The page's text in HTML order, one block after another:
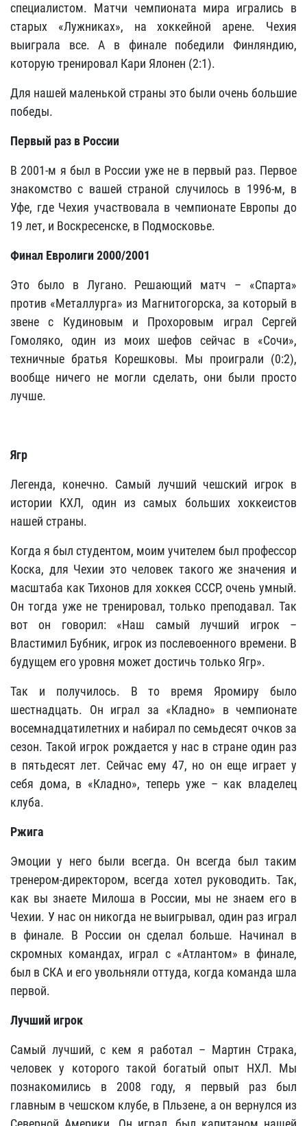
специалистом. Матчи чемпионата мира игрались в
старых «Лужниках», на хоккейной арене. Чехия
выиграла все. А в финале победили Финляндию,
которую тренировал Кари Ялонен (2:1).
Для нашей маленькой страны это были очень большие
победы.
Первый раз в России
В 2001-м я был в России уже не в первый раз. Первое
знакомство с вашей страной случилось в 1996-м, в
Уфе, где Чехия участвовала в чемпионате Европы до
19 лет, и Воскресенске, в Подмосковье.
Финал Евролиги 2000/2001
Это было в Лугано. Решающий матч – «Спарта»
против «Металлурга» из Магнитогорска, за который в
звене с Кудиновым и Прохоровым играл Сергей
Гомоляко, один из моих шефов сейчас в «Сочи»,
техничные братья Корешковы. Мы проиграли (0:2),
вообще ничего не могли сделать, они были просто
лучше.
Ягр
Легенда, конечно. Самый лучший чешский игрок в
истории КХЛ, один из самых больших хоккеистов
нашей страны.
Когда я был студентом, моим учителем был профессор
Коска, для Чехии это человек такого же значения и
масштаба как Тихонов для хоккея СССР, очень умный.
Он тогда уже не тренировал, только преподавал. Так
вот он говорил: «Наш самый лучший игрок –
Властимил Бубник, игрок из послевоенного времени. В
будущем его уровня может достичь только Ягр».
Так и получилось. В то время Яромиру было
шестнадцать. Он играл за «Кладно» в чемпионате
восемнадцатилетних и набирал по семьдесят очков за
сезон. Такой игрок рождается у нас в стране один раз
в пятьдесят лет. Сейчас ему 47, но он еще играет у
себя дома, в «Кладно», теперь уже – как владелец
клуба.
Ржига
Эмоции у него были всегда. Он всегда был таким
тренером-директором, всегда хотел руководить. Так,
как вы знаете Милоша в России, мы не знаем его в
Чехии. У нас он никогда не выигрывал, один раз играл
в финале. В России он сделал больше. Начинал в
скромных командах, играл с «Атлантом» в финале,
был в СКА и его увольняли оттуда, когда команда шла
первой.
Лучший игрок
Самый лучший, с кем я работал – Мартин Страка,
человек у которого такой богатый опыт НХЛ. Мы
познакомились в 2008 году, я первый раз был
главным в чешском клубе, в Пльзене, а он вернулся из